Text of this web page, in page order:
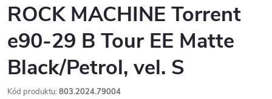
ROCK MACHINE Torrent
e90-29 B Tour EE Matte
Black/Petrol, vel. S
Kód produktu: 803.2024.79004